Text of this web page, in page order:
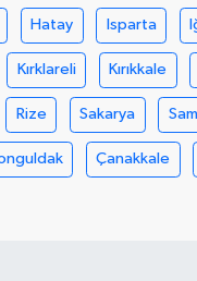
Hatay Isparta
Kırklareli Kırıkkale
Rize Sakarya
Çanakkale